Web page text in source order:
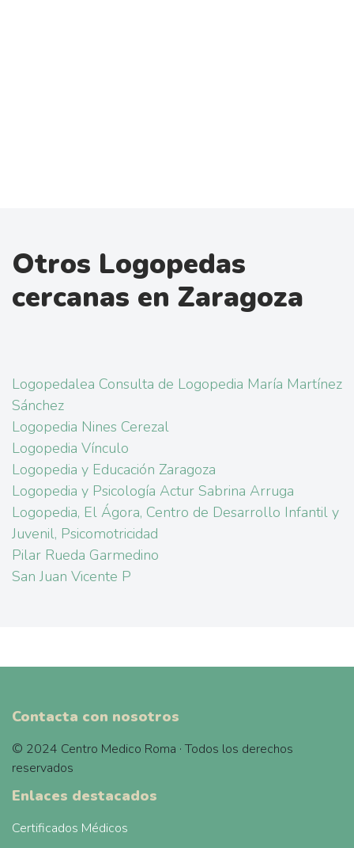
Otros Logopedas
cercanas en Zaragoza
Logopedalea Consulta de Logopedia María Martínez
Sánchez
Logopedia Nines Cerezal
Logopedia Vínculo
Logopedia y Educación Zaragoza
Logopedia y Psicología Actur Sabrina Arruga
Logopedia, El Ágora, Centro de Desarrollo Infantil y
Juvenil, Psicomotricidad
Pilar Rueda Garmedino
San Juan Vicente P
Contacta con nosotros
© 2024 Centro Medico Roma · Todos los derechos
reservados
Enlaces destacados
Certificados Médicos